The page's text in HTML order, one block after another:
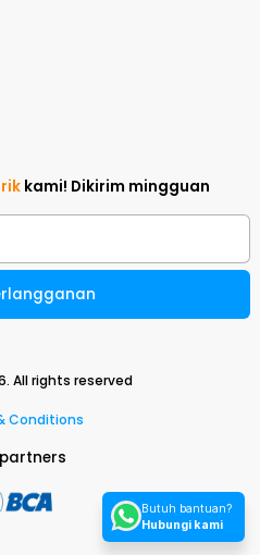
kami! Dikirim mingguan
. All rights reserved
Conditions
Butuh bantuan?
Hubungi kami